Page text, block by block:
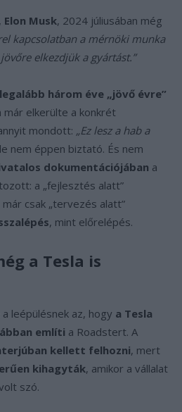
Elon Musk, 2024 júliusában még
kapcsolatban a mérnöki munka
elkezdjük a gyártást.”
három éve „jövő évre”
elkerülte a konkrét
mondott: „Ez lesz a hab a
nem éppen biztató. És nem
dokumentációjában a
a „fejlesztés alatt”
csak „tervezés alatt”
, mint előrelépés.
a Tesla is
leépülésnek az, hogy a Tesla
említi a Roadstert. A
kellett felhozni, mert
kihagyták, amikor a vállalat
szó.